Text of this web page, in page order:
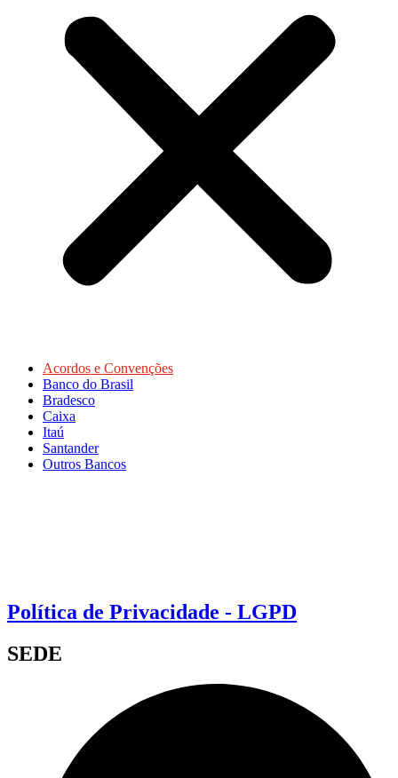
Acordos e Convenções
Banco do Brasil
Bradesco
Caixa
Itaú
Santander
Outros Bancos
Política de Privacidade - LGPD
SEDE